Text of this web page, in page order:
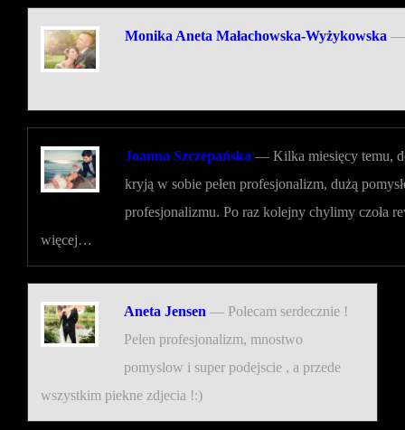
Monika Aneta Małachowska-Wyżykowska —
Joanna Szczepańska — Kilka miesięcy temu,
kryją w sobie pełen profesjonalizm, dużą
profesjonalizmu. Po raz kolejny chylimy czoła
więcej…
Aneta Jensen — Polecam serdecznie !
Pelen profesjonalizm, mnostwo
pomyslow i super podejscie , a przede
wszystkim piekne zdjecia !:)